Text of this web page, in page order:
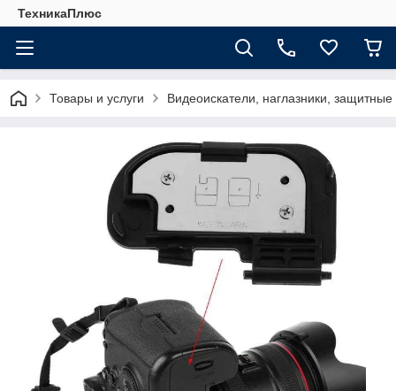
ТехникаПлюс
Товары и услуги Видеоискатели, наглазники,